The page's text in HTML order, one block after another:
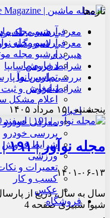
آرشیو مجله
آرشیو مجله
آرشیو مجله
درباره ما
تماس با ما
تبلیغات
اعلام مشکل
اخبار
معرفی خودرو
بررسی خودرو
شرایط فروش
ورزشی
تعمیرات و
کسب و کار
عکس
فروشگاه
تازه‌ها
معرفی هنسی بلک‌برد ۲۰۳۰: بازگشت دنیای
هیبریدی
شرایط فروش سایپا
بررسی پارس نوآ
شرایط فروش و ثبت
پنجشنبه , ۱۵ مرداد ۱۴۰۵
مجله نوآور | ۱۹۱ | اسفند ۱۴۰۰
۱۴۰۱-۰۶-۱۳
سال به سال، دریغ از
شیوا شبیری صفحه 4
.